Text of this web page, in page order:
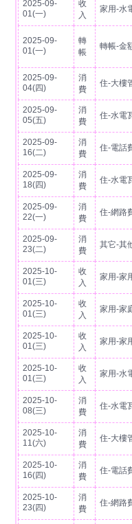
2025-09-
01(一)
收
入
家用-水
2025-09-
01(一)
轉
帳
轉帳-金
2025-09-
04(四)
消
費
住-大樓
2025-09-
05(五)
消
費
住-水電
2025-09-
16(二)
消
費
住-電話
2025-09-
18(四)
消
費
住-水電
2025-09-
22(一)
消
費
住-網路
2025-09-
23(二)
消
費
其它-其
2025-10-
01(三)
收
入
家用-家
2025-10-
01(三)
收
入
家用-家
2025-10-
01(三)
收
入
家用-家
2025-10-
01(三)
收
入
家用-水
2025-10-
08(三)
消
費
住-水電
2025-10-
11(六)
消
費
住-大樓
2025-10-
16(四)
消
費
住-電話
2025-10-
23(四)
消
費
住-網路